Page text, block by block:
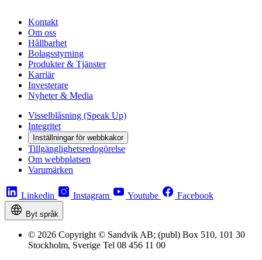
Kontakt
Om oss
Hållbarhet
Bolagsstyrning
Produkter & Tjänster
Karriär
Investerare
Nyheter & Media
Visselblåsning (Speak Up)
Integritet
Inställningar för webbkakor
Tillgänglighetsredogörelse
Om webbplatsen
Varumärken
Linkedin Instagram Youtube Facebook
Byt språk
© 2026 Copyright © Sandvik AB; (publ) Box 510, 101 30
Stockholm, Sverige Tel 08 456 11 00